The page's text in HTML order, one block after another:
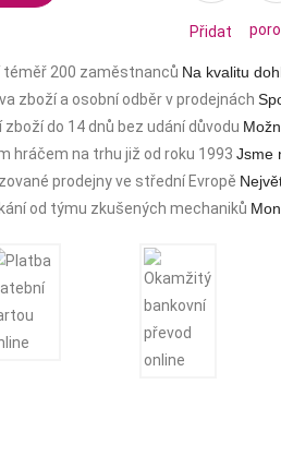
Přidat
přání
Na kvalitu
Jsme